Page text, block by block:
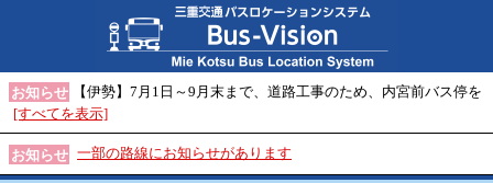
お知らせ
【伊勢】7月1日～9月末まで、道路工事のため、内宮前バス停を
[すべてを表示]
お知らせ 一部の路線にお知らせがあります